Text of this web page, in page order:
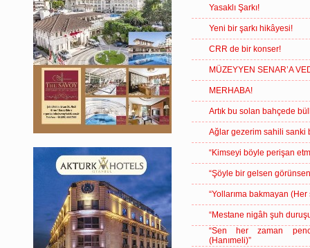
Yasaklı Şarkı!
Yeni bir şarkı hikâyesi!
CRR de bir konser!
MÜZEYYEN SENAR’A
MERHABA!
Artık bu solan bahçede
Ağlar gezerim sahili sanki
“Kimseyi böyle perişan
“Şöyle bir gelsen
“Yollarıma bakmayan
“Mestane nigâh şuh
“Sen her zaman
(Hanımeli)”